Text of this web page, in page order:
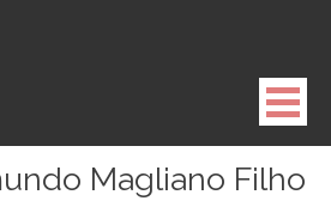
Magliano Filho